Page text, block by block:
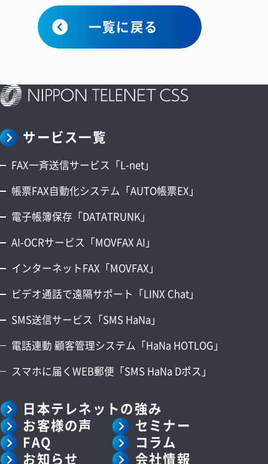
一覧に戻る
サービス一覧
FAX一斉送信サービス「L-net」
帳票FAX自動化システム「AUTO帳票EX」
電子帳簿保存「DATATRUNK」
AI-OCRサービス「MOVFAX AI」
インターネットFAX「MOVFAX」
ビデオ通話で遠隔サポート「LINX Chat」
SMS送信サービス「SMS HaNa」
電話連動 顧客管理システム「HaNa HOTLOG」
スマホに届くWEB郵便「SMS HaNa Dポス」
日本テレネットの強み
お客様の声
セミナー
FAQ
コラム
お知らせ
会社情報